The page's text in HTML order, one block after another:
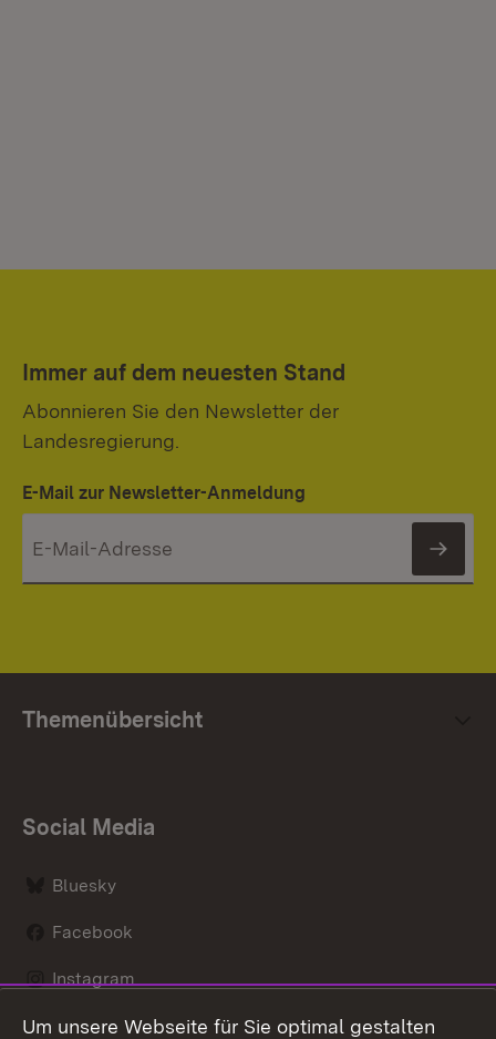
Immer auf dem neuesten Stand
Abonnieren Sie den Newsletter der
Landesregierung.
E-Mail zur Newsletter-Anmeldung
Themenübersicht
Social Media
Bluesky
Facebook
Instagram
LinkedIn
Um unsere Webseite für Sie optimal gestalten